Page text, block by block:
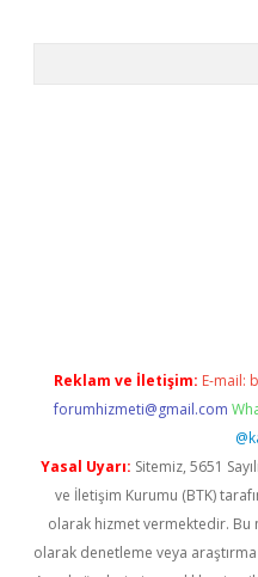
Reklam ve İletişim: E-mail:
forumhizmeti@gmail.com
Yasal Uyarı: Sitemiz, 5651
ve İletişim Kurumu (BTK)
olarak hizmet vermektedir.
olarak denetleme veya